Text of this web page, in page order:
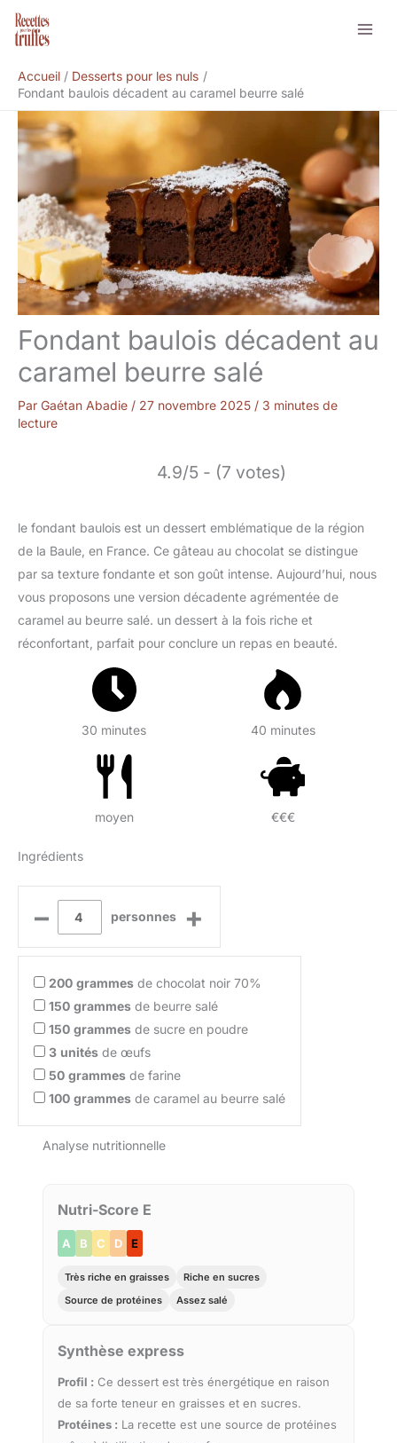
Aller
Accueil
Desserts pour les nuls
Fondant baulois décadent au caramel beurre salé
Fondant baulois décadent au
caramel beurre salé
Par Gaétan Abadie / 27 novembre 2025 / 3 minutes de
lecture
4.9/5 - (7 votes)
le fondant baulois est un dessert emblématique de la région
de la Baule, en France. Ce gâteau au chocolat se distingue
par sa texture fondante et son goût intense. Aujourd’hui, nous
vous proposons une version décadente agrémentée de
caramel au beurre salé. un dessert à la fois riche et
réconfortant, parfait pour conclure un repas en beauté.
30 minutes 40 minutes
moyen €€€
Ingrédients
– personnes +
200 grammes de chocolat noir 70%
150 grammes de beurre salé
150 grammes de sucre en poudre
3 unités de œufs
50 grammes de farine
100 grammes de caramel au beurre salé
Analyse nutritionnelle
Nutri-Score E
A B C D E
Très riche en graisses
Riche en sucres
Source de protéines
Assez salé
Synthèse express
Profil : Ce dessert est très énergétique en raison
de sa forte teneur en graisses et en sucres.
Protéines : La recette est une source de protéines
Rechercher